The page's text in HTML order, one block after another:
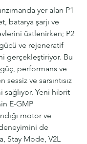
yer alan P1
batarya şarjı ve
üstlenirken; P2
ve rejeneratif
gerçekleştiriyor. Bu
performans ve
sessiz ve sarsıntısız
sağlıyor. Yeni hibrit
E-GMP
motor ve
de
Stay Mode, V2L